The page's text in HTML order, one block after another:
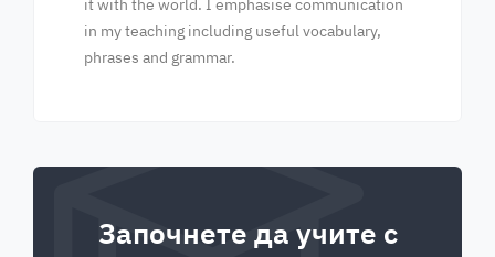
it with the world. I emphasise communication
in my teaching including useful vocabulary,
phrases and grammar.
Започнете да учите с